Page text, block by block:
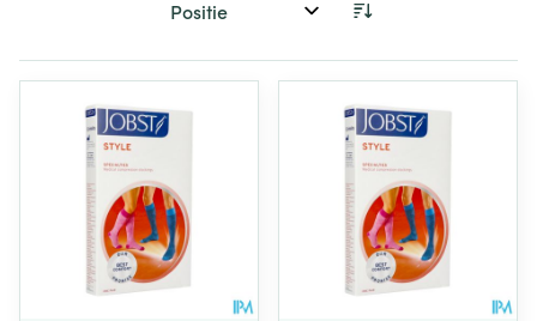
Sorteer op: